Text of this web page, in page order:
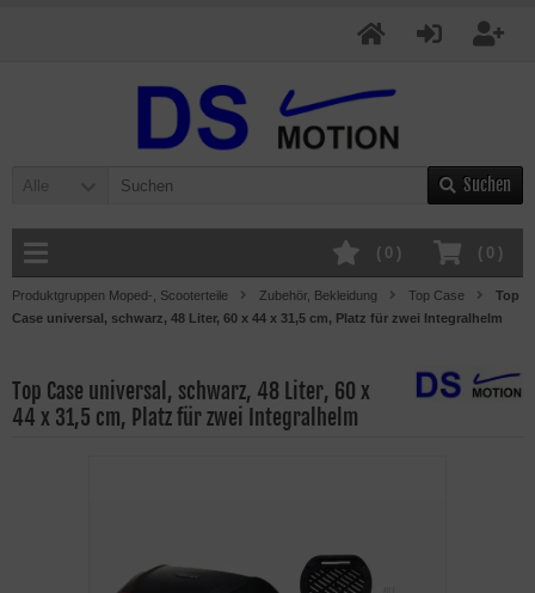
Alle Suchen
( 0 )
( 0 )
Produktgruppen Moped-, Scooterteile Zubehör, Bekleidung Top Case
Top
Case universal, schwarz, 48 Liter, 60 x 44 x 31,5 cm, Platz für zwei Integralhelm
Top Case universal, schwarz, 48 Liter, 60 x
44 x 31,5 cm, Platz für zwei Integralhelm